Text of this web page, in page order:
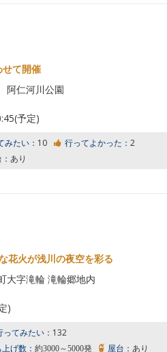
せて開催
阿仁河川公園
予定)
みたい： 10 行ってよかった： 2
あり
花火が浅川の夜空を彩る
大字滝輪 滝輪郷地内
)
ってみたい： 132
げ数： 約3000～5000発 屋台： あり